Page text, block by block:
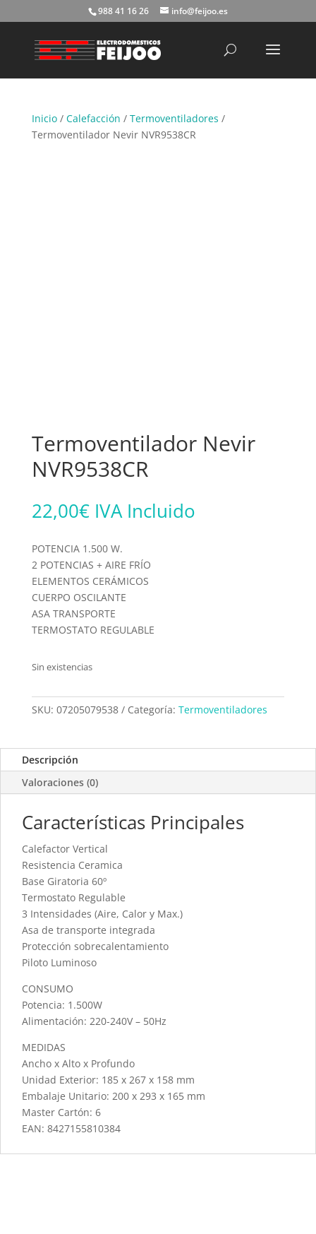
988 41 16 26 info@feijoo.es
Inicio/ Calefacción / Termoventiladores /
Termoventilador Nevir NVR9538CR
Termoventilador Nevir
NVR9538CR
22,00€ IVA Incluido
POTENCIA 1.500 W.
2 POTENCIAS + AIRE FRÍO
ELEMENTOS CERÁMICOS
CUERPO OSCILANTE
ASA TRANSPORTE
TERMOSTATO REGULABLE
Sin existencias
SKU: 07205079538 Categoría: Termoventiladores
Descripción
Valoraciones (0)
Características Principales
Calefactor Vertical
Resistencia Ceramica
Base Giratoria 60º
Termostato Regulable
3 Intensidades (Aire, Calor y Max.)
Asa de transporte integrada
Protección sobrecalentamiento
Piloto Luminoso
CONSUMO
Potencia: 1.500W
Alimentación: 220-240V – 50Hz
MEDIDAS
Ancho x Alto x Profundo
Unidad Exterior: 185 x 267 x 158 mm
Embalaje Unitario: 200 x 293 x 165 mm
Master Cartón: 6
EAN: 8427155810384